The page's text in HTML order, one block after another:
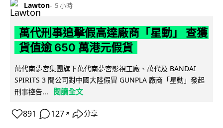
Lawton 5 小時
萬代刑事追擊假高達廠商「星動」 查獲
貨值逾 650 萬港元假貨
萬代南夢宮集團旗下萬代南夢宮影視工廠、萬代及 BANDAI
SPIRITS 3 間公司對中國大陸假冒 GUNPLA 廠商「星動」發起
刑事控告...
閱讀全文
891 127 ↗ 分享